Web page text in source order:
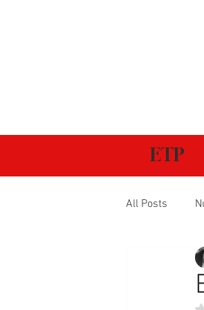
ETP
All Posts